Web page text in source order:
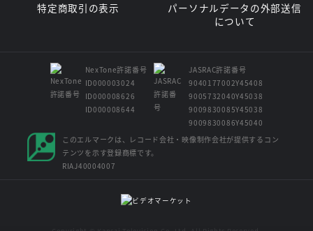
特定商取引の表示
パーソナルデータの外部送信
について
NexTone許諾番号
ID000003024
ID000008626
ID000008644
JASRAC許諾番号
9040177002Y45408
9005732040Y45038
9009830085Y45038
9009830086Y45040
このエルマークは、レコード会社・映像制作会社が提供するコン
テンツを示す登録商標です。
RIAJ40004007